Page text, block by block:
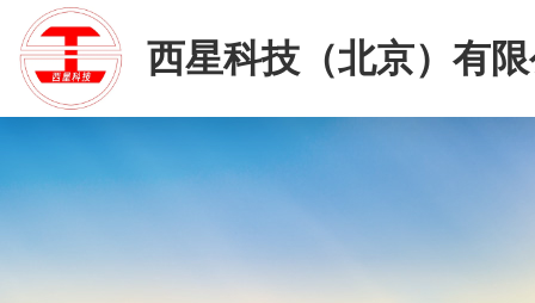
西星科技（北京）有